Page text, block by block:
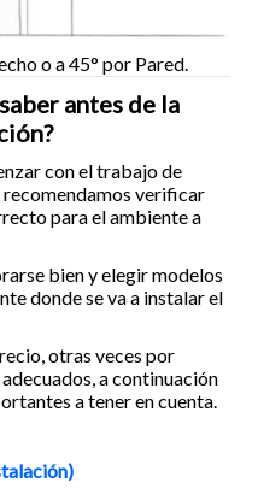
o a 45° por Pared.
antes de la
con el trabajo de
recomendamos verificar
para el ambiente a
bien y elegir modelos
donde se va a instalar el
otras veces por
a continuación
a tener en cuenta.